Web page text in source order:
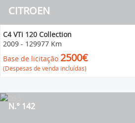
CITROEN
C4 VTi 120 Collection
2009 - 129977 Km
Base de licitação 2500€
(Despesas de venda incluídas)
N.° 142